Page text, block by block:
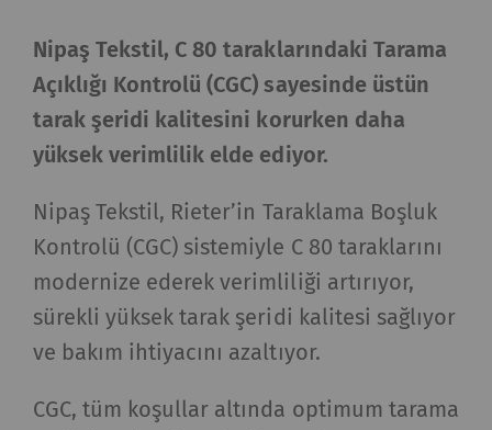
Nipaş Tekstil, C 80 taraklarındaki Tarama
Açıklığı Kontrolü (CGC) sayesinde üstün
tarak şeridi kalitesini korurken daha
yüksek verimlilik elde ediyor.
Nipaş Tekstil, Rieter’in Taraklama Boşluk
Kontrolü (CGC) sistemiyle C 80 taraklarını
modernize ederek verimliliği artırıyor,
sürekli yüksek tarak şeridi kalitesi sağlıyor
ve bakım ihtiyacını azaltıyor.
CGC, tüm koşullar altında optimum tarama